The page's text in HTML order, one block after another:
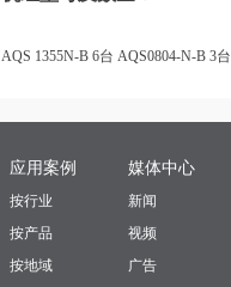
AQS 1355N-B 6台 AQS0804-N-B 3台
应用案例
按行业
按产品
按地域
媒体中心
新闻
视频
广告